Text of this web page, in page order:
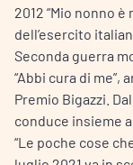
2012 “Mio nonno
dell’esercito
Seconda guerra
“Abbi cura di me”,
Premio Bigazzi.
conduce insieme
“Le poche cose